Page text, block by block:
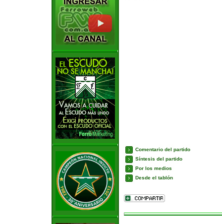
Comentario del partido
Síntesis del partido
Por los medios
Desde el tablón